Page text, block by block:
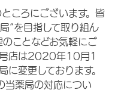
ころにございます。皆
”を目指して取り組ん
ことなどお気軽にご
店は2020年10月1
に変更しております。
当薬局の対応につい